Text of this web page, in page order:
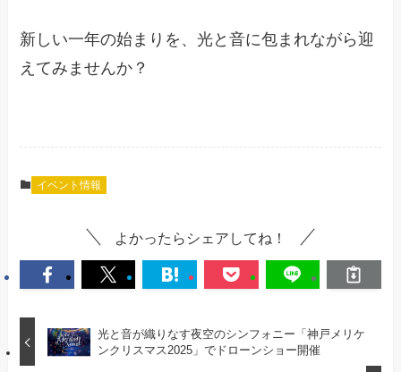
新しい一年の始まりを、光と音に包まれながら迎
えてみませんか？
イベント情報
よかったらシェアしてね！
光と音が織りなす夜空のシンフォニー「神戸メリケ
ンクリスマス2025」でドローンショー開催